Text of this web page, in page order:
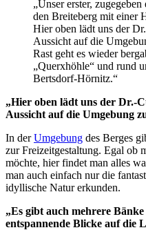
„Unser erster,
den Breiteberg mit einer
Hier oben lädt uns der
Aussicht auf die
Rast geht es wieder
„Querxhöhle“ und rund
Bertsdorf-Hörnitz.“
„Hier oben lädt uns der Dr.-
Aussicht auf die Umgebung
In derUmgebung des Berges
zur Freizeitgestaltung. Egal ob
möchte, hier findet man alles
man auch einfach nur die
idyllische Natur erkunden.
„Es gibt auch mehrere
entspannende Blicke auf die